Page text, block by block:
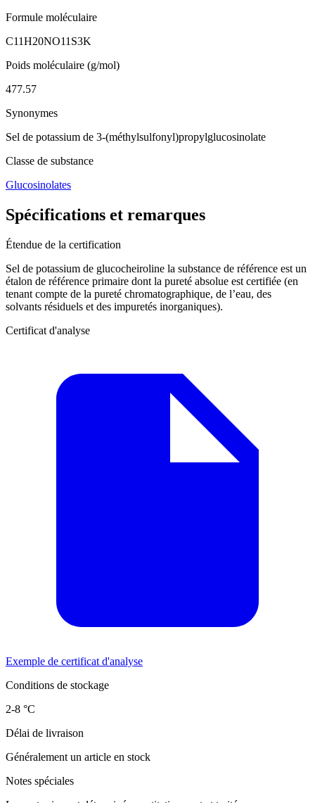
Formule moléculaire
C11H20NO11S3K
Poids moléculaire (g/mol)
477.57
Synonymes
Sel de potassium de 3-(méthylsulfonyl)propylglucosinolate
Classe de substance
Glucosinolates
Spécifications et remarques
Étendue de la certification
Sel de potassium de glucocheiroline la substance de référence est un
étalon de référence primaire dont la pureté absolue est certifiée (en
tenant compte de la pureté chromatographique, de l’eau, des
solvants résiduels et des impuretés inorganiques).
Certificat d'analyse
Exemple de certificat d'analyse
Conditions de stockage
2-8 °C
Délai de livraison
Généralement un article en stock
Notes spéciales